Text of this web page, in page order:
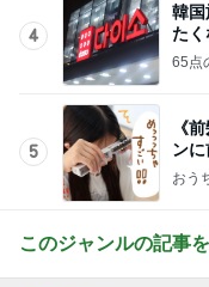
4
韓国
たく
65点
5
《
ン
おう
このジャンルの記事